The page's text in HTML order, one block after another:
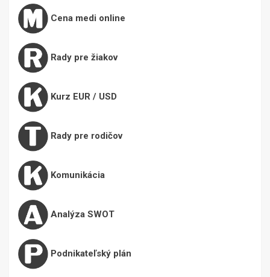
Cena medi online
Rady pre žiakov
Kurz EUR / USD
Rady pre rodičov
Komunikácia
Analýza SWOT
Podnikateľský plán